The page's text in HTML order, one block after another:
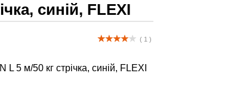
синій, FLEXI
( 1 )
L 5 м/50 кг стрічка, синій, FLEXI